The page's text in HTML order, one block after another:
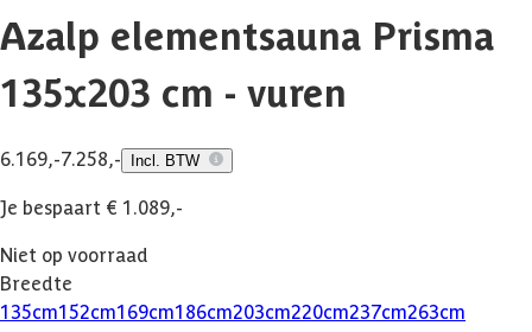
Azalp elementsauna Prisma
135x203 cm - vuren
6.169,-7.258,- Incl. BTW
Je bespaart € 1.089,-
Niet op voorraad
Breedte
135cm152cm169cm186cm203cm220cm237cm263cm